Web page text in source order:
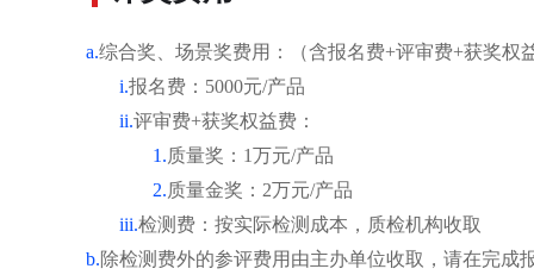
a.综合奖、场景奖费用：（含报名费+评审费+获奖权
i.报名费：5000元/产品
ii.评审费+获奖权益费：
1.质量奖：1万元/产品
2.质量金奖：2万元/产品
iii.检测费：按实际检测成本，质检机构收取
b.除检测费外的参评费用由主办单位收取，请在完成